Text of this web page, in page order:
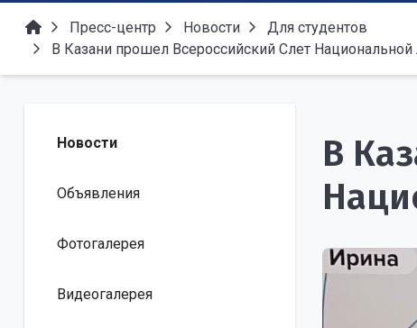
Пресс-центр Новости
Для студентов
В Казани прошел Всероссийский Слет
Новости
Объявления
Фотогалерея
Видеогалерея
В